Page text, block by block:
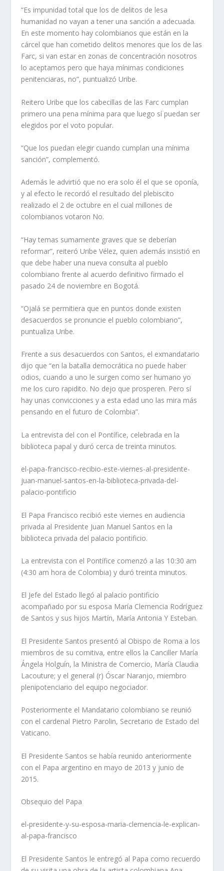
“Es impunidad total que los de delitos de lesa
humanidad no vayan a tener una sanción a adecuada.
En este momento hay colombianos que están en la
cárcel que han cometido delitos menores que los de las
Farc, si van estar en zonas de concentración nosotros
lo aceptamos pero que haya mínimas condiciones
penitenciaras, no”, puntualizó Uribe.
Reitero Uribe que los cabecillas de las Farc cumplan
primero una pena mínima para que luego sí puedan ser
elegidos por el voto popular.
“Que los puedan elegir cuando cumplan una mínima
sanción”, complementó.
Además le advirtió que no era solo él el que se oponía,
y al efecto le recordó el resultado del plebiscito
realizado el 2 de octubre en el cual millones de
colombianos votaron No.
“Hay temas sumamente graves que se deberían
reformar”, reiteró Uribe Vélez, quien además insistió en
que debe haber una nueva consulta al pueblo
colombiano frente al acuerdo definitivo firmado el
pasado 24 de noviembre en Bogotá.
“Ojalá se permitiera que en puntos donde existen
desacuerdos se pronuncie el pueblo colombiano”,
puntualiza Uribe.
Frente a sus desacuerdos con Santos, el exmandatario
dijo que “en la batalla democrática no puede haber
odios, cuando a uno le surgen como ser humano yo
me los curo rapidito. No dejo que prosperen. Pero sí
hay unas convicciones y a esta edad uno las mira más
pensando en el futuro de Colombia”.
La entrevista del con el Pontífice, celebrada en la
biblioteca papal y duró cerca de treinta minutos.
el-papa-francisco-recibio-este-viernes-al-presidente-
juan-manuel-santos-en-la-biblioteca-privada-del-
palacio-pontificio
El Papa Francisco recibió este viernes en audiencia
privada al Presidente Juan Manuel Santos en la
biblioteca privada del palacio pontificio.
La entrevista con el Pontífice comenzó a las 10:30 am
(4:30 am hora de Colombia) y duró treinta minutos.
El Jefe del Estado llegó al palacio pontificio
acompañado por su esposa María Clemencia Rodríguez
de Santos y sus hijos Martín, María Antonia Y Esteban.
El Presidente Santos presentó al Obispo de Roma a los
miembros de su comitiva, entre ellos la Canciller María
Ángela Holguín, la Ministra de Comercio, María Claudia
Lacouture; y el general (r) Óscar Naranjo, miembro
plenipotenciario del equipo negociador.
Posteriormente el Mandatario colombiano se reunió
con el cardenal Pietro Parolin, Secretario de Estado del
Vaticano.
El Presidente Santos se había reunido anteriormente
con el Papa argentino en mayo de 2013 y junio de
2015.
Obsequio del Papa
el-presidente-y-su-esposa-maria-clemencia-le-explican-
al-papa-francisco
El Presidente Santos le entregó al Papa como recuerdo